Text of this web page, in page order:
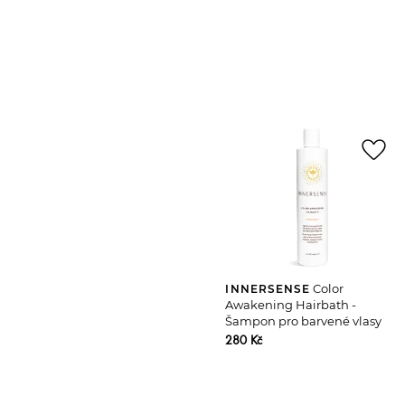
INNERSENSE Color
Awakening Hairbath -
Šampon pro barvené vlasy
280 Kč
favorite_border